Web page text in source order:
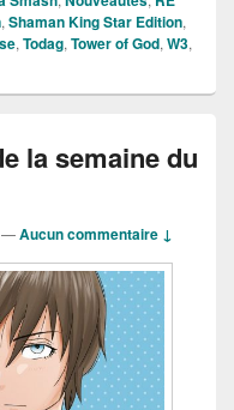
, Shaman King Star Edition,
, Todag, Tower of God, W3,
la semaine du
—Aucun commentaire ↓